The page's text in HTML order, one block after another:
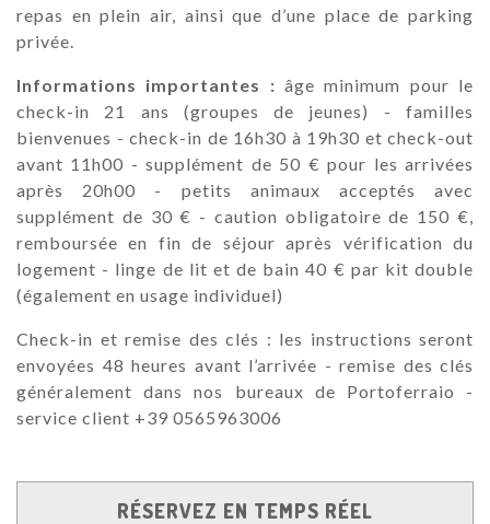
repas en plein air, ainsi que d’une place de parking
privée.
Informations importantes : âge minimum pour le
check-in 21 ans (groupes de jeunes) - familles
bienvenues - check-in de 16h30 à 19h30 et check-out
avant 11h00 - supplément de 50 € pour les arrivées
après 20h00 - petits animaux acceptés avec
supplément de 30 € - caution obligatoire de 150 €,
remboursée en fin de séjour après vérification du
logement - linge de lit et de bain 40 € par kit double
(également en usage individuel)
Check-in et remise des clés : les instructions seront
envoyées 48 heures avant l’arrivée - remise des clés
généralement dans nos bureaux de Portoferraio -
service client +39 0565963006
RÉSERVEZ EN TEMPS RÉEL